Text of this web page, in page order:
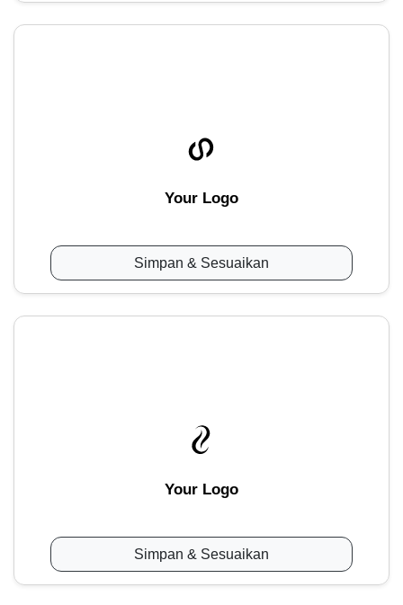
Your Logo
Simpan & Sesuaikan
Your Logo
Simpan & Sesuaikan